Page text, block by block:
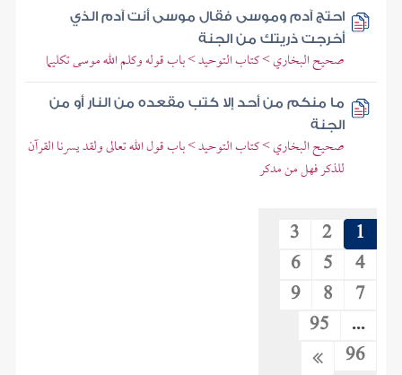
احتج آدم وموسى فقال موسى أنت آدم الذي
أخرجت ذريتك من الجنة
صحيح البخاري > كتاب التوحيد > باب قوله وكلم الله موسى تكليما
ما منكم من أحد إلا كتب مقعده من النار أو من
الجنة
صحيح البخاري > كتاب التوحيد > باب قول الله تعالى ولقد يسرنا القرآن
للذكر فهل من مدكر
1
2
3
4
5
6
7
8
9
...
95
96